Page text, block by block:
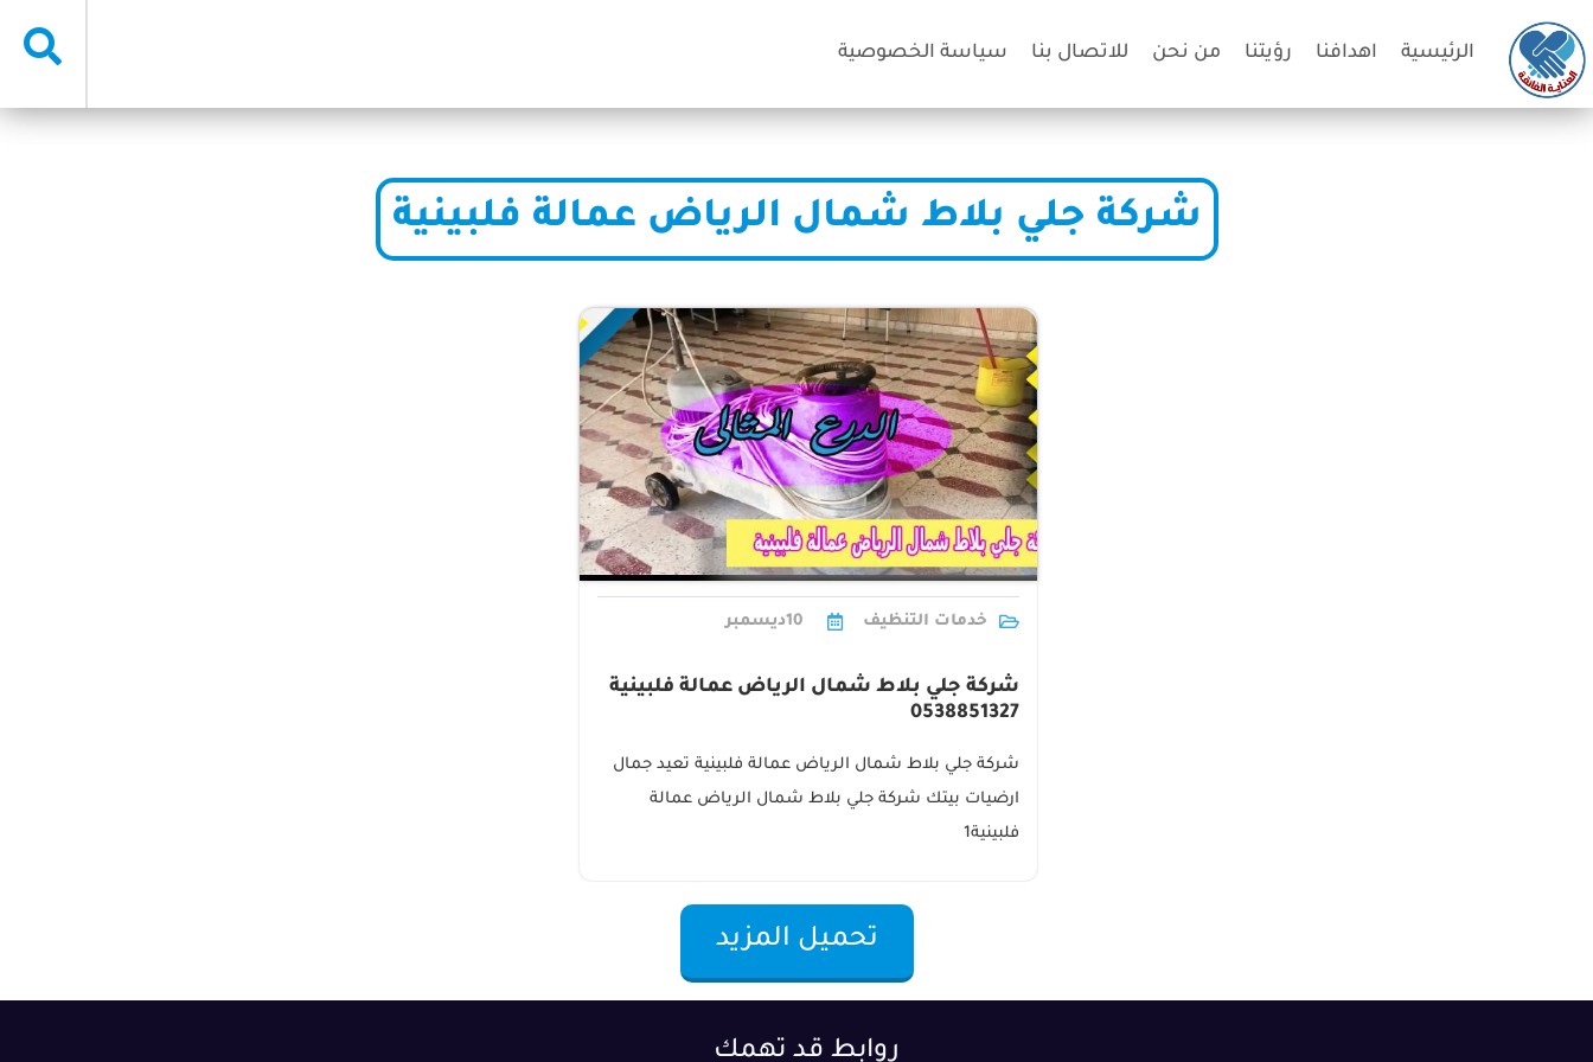
الرئيسية اهدافنا رؤيتنا من نحن للاتصال بنا سياسة الخصوصية
شركة جلي بلاط شمال الرياض عمالة فلبينية
خدمات التنظيف 10ديسمبر
شركة جلي بلاط شمال الرياض عمالة فلبينية
0538851327
شركة جلي بلاط شمال الرياض عمالة فلبينية تعيد جمال
ارضيات بيتك شركة جلي بلاط شمال الرياض عمالة
فلبينية1
تحميل المزيد
روابط قد تهمك